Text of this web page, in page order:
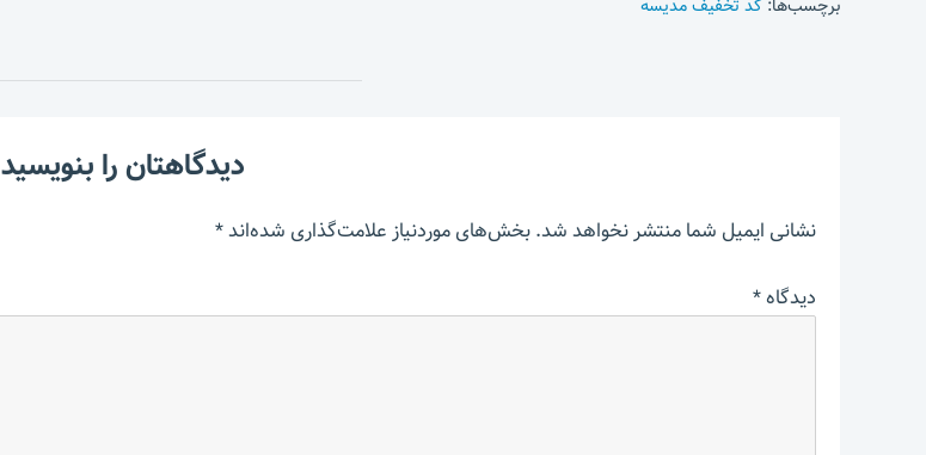
دیدگاهتان را بنویسید
نشانی ایمیل شما منتشر نخواهد شد.بخش‌های موردنیاز علامت‌گذاری شده‌اند*
دیدگاه*